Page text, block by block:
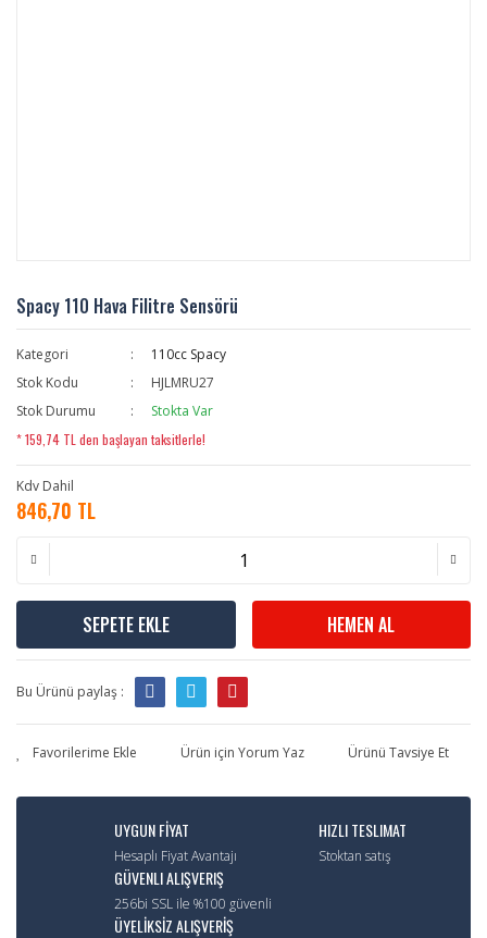
Spacy 110 Hava Filitre Sensörü
Kategori
110cc Spacy
Stok Kodu
HJLMRU27
Stok Durumu
Stokta Var
* 159,74 TL den başlayan taksitlerle!
Kdv Dahil
846,70 TL
SEPETE EKLE HEMEN AL
Bu Ürünü paylaş :
Ürün için Yorum Yaz Ürünü Tavsiye Et
UYGUN FİYAT
Hesaplı Fiyat Avantajı
HIZLI TESLIMAT
Stoktan satış
GÜVENLI ALIŞVERIŞ
256bi SSL ile %100 güvenli
ÜYELİKSİZ ALIŞVERİŞ